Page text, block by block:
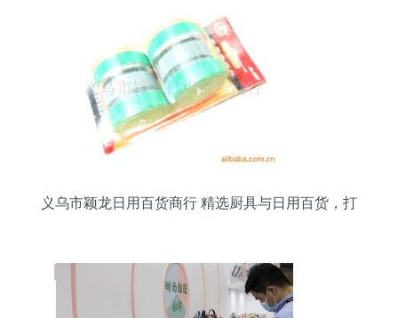
义乌市颖龙日用百货商行 精选厨具与日用百货，打